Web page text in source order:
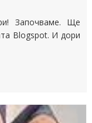
Започваме. Ще
Blogspot. И дори